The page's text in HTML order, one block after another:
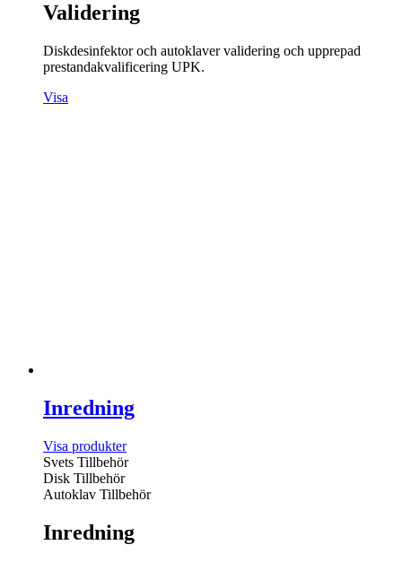
Validering
Diskdesinfektor och autoklaver validering och upprepad
prestandakvalificering UPK.
Visa
Inredning
Visa produkter
Svets Tillbehör
Disk Tillbehör
Autoklav Tillbehör
Inredning